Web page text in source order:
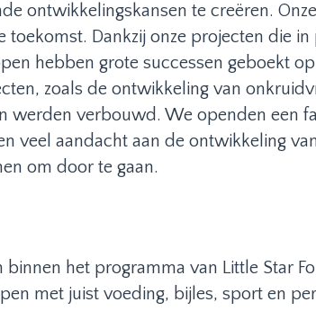
ontwikkelingskansen te creëren.
toekomst. Dankzij onze projecten die
hebben grote successen geboekt
zoals de ontwikkeling van
werden verbouwd. We openden een
veel aandacht aan de ontwikkeling
om door te gaan.
het programma van Little Star
met juist voeding, bijles, sport en